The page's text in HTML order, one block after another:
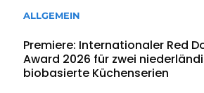
ALLGEMEIN
Premiere: Internationaler Red
Award 2026 für zwei
biobasierte Küchenserien